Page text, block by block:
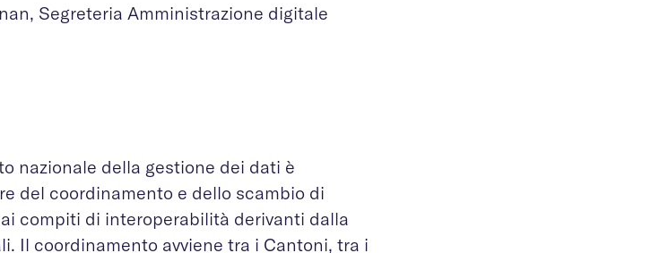
Segreteria Amministrazione digitale
nazionale della gestione dei dati è
del coordinamento e dello scambio di
compiti di interoperabilità derivanti dalla
Il coordinamento avviene tra i Cantoni, tra i